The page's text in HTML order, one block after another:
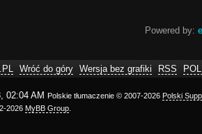
Powered by:
Wróć do góry Wersja bez grafiki RSS
02:04 AM Polskie tłumaczenie © 2007-2026 Polski
2026 MyBB Group